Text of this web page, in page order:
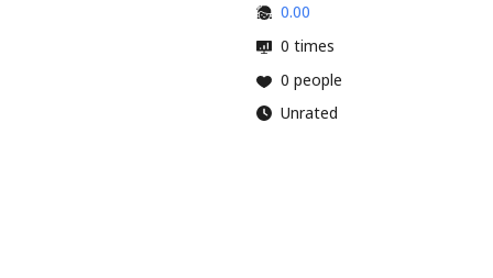
0.00
0 times
0 people
Unrated